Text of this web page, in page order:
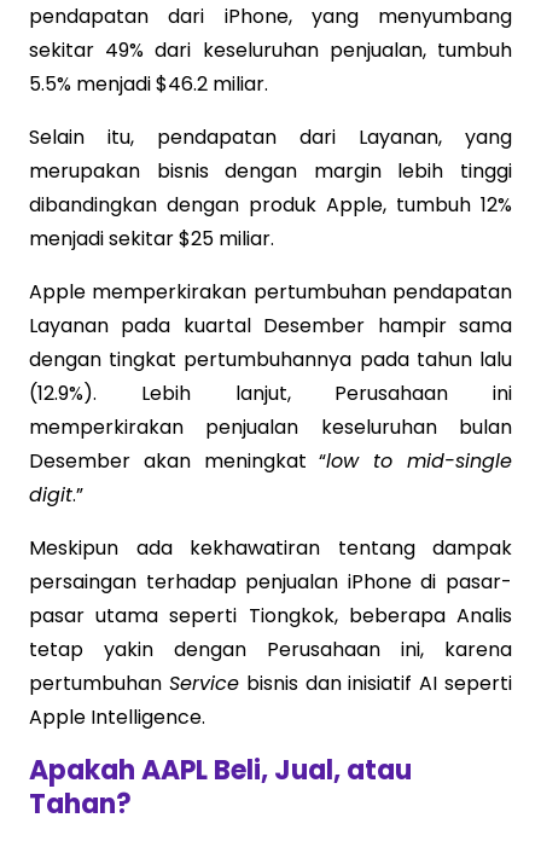
pendapatan dari iPhone, yang menyumbang
sekitar 49% dari keseluruhan penjualan, tumbuh
5.5% menjadi $46.2 miliar.
Selain itu, pendapatan dari Layanan, yang
merupakan bisnis dengan margin lebih tinggi
dibandingkan dengan produk Apple, tumbuh 12%
menjadi sekitar $25 miliar.
Apple memperkirakan pertumbuhan pendapatan
Layanan pada kuartal Desember hampir sama
dengan tingkat pertumbuhannya pada tahun lalu
(12.9%). Lebih lanjut, Perusahaan ini
memperkirakan penjualan keseluruhan bulan
Desember akan meningkat “low to mid-single
digit.”
Meskipun ada kekhawatiran tentang dampak
persaingan terhadap penjualan iPhone di pasar-
pasar utama seperti Tiongkok, beberapa Analis
tetap yakin dengan Perusahaan ini, karena
pertumbuhan Servicebisnis dan inisiatif AI seperti
Apple Intelligence.
Apakah AAPL Beli, Jual, atau
Tahan?